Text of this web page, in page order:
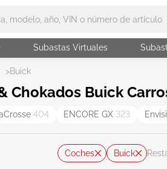
Subastas Virtuales
>Buick
Chokados Buick
404 ENCORE GX 323
Coches Buick